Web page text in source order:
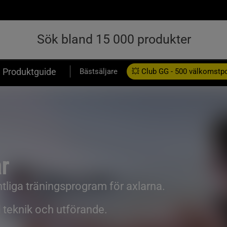
Produktguide Bästsäljare 💥 Club GG - 500
träningsprogram för axlarna.
och utförande.